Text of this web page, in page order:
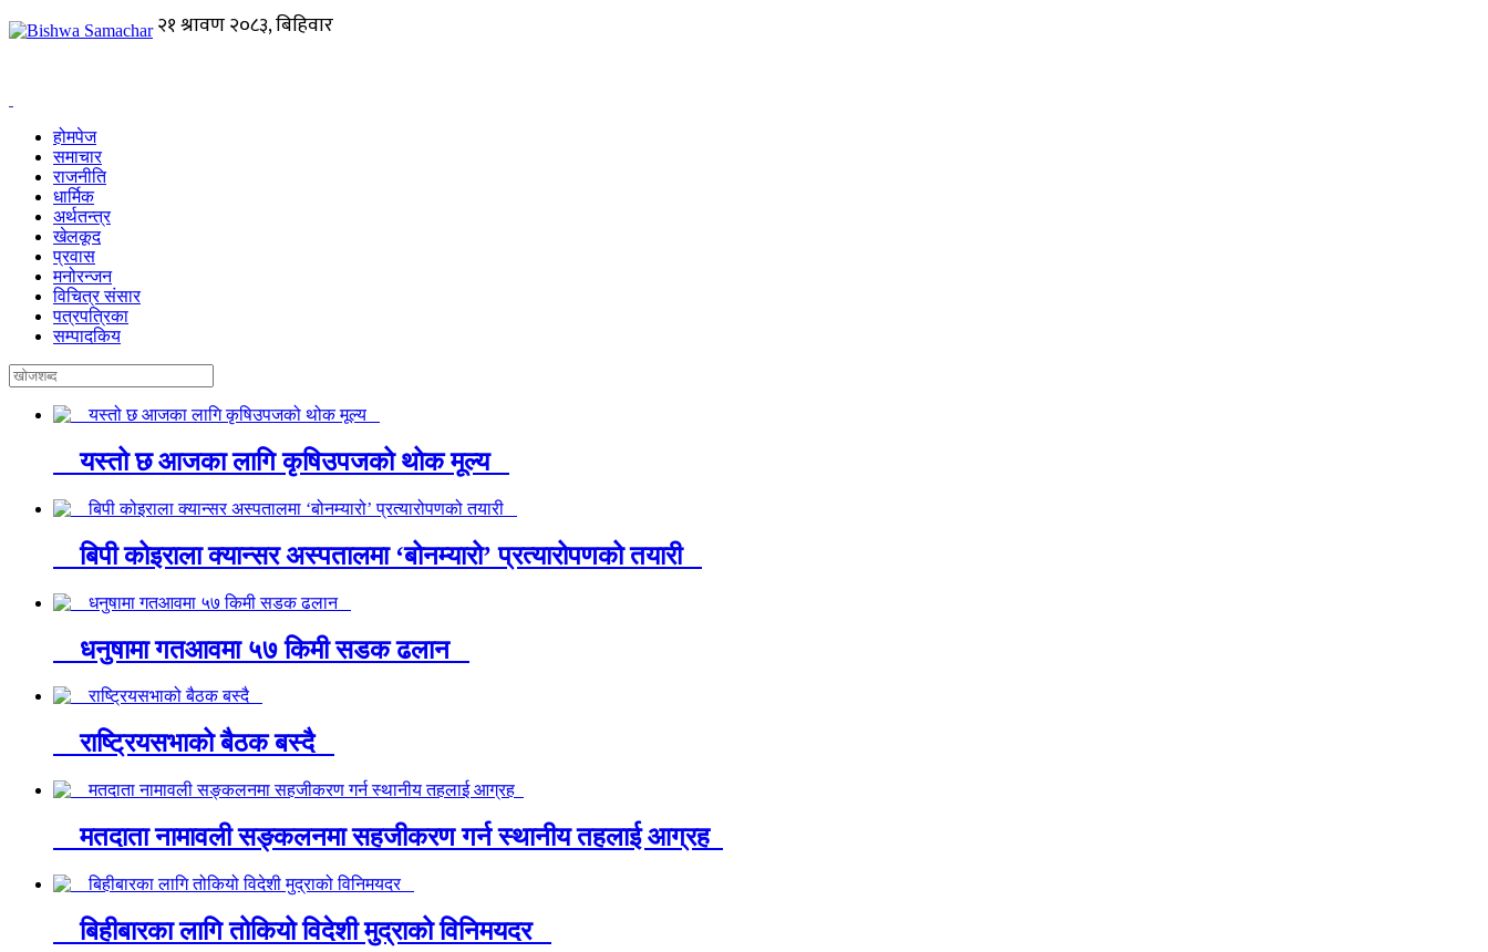
होमपेज
समाचार
राजनीति
धार्मिक
अर्थतन्त्र
खेलकूद
प्रवास
मनोरन्जन
विचित्र संसार
पत्रपत्रिका
सम्पादकिय
यस्तो छ आजका लागि कृषिउपजको थोक मूल्य
बिपी कोइराला क्यान्सर अस्पतालमा ‘बोनम्यारो’ प्रत्यारोपणको तयारी
धनुषामा गतआवमा ५७ किमी सडक ढलान
राष्ट्रियसभाको बैठक बस्दै
मतदाता नामावली सङ्कलनमा सहजीकरण गर्न स्थानीय तहलाई आग्रह
बिहीबारका लागि तोकियो विदेशी मुद्राको विनिमयदर